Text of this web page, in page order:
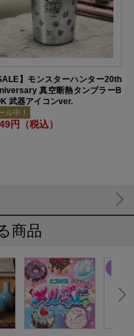
】モンスターハンター20th
真空断熱タンブラーB
武器アイコンver.
ル中！
円（税込）
商品